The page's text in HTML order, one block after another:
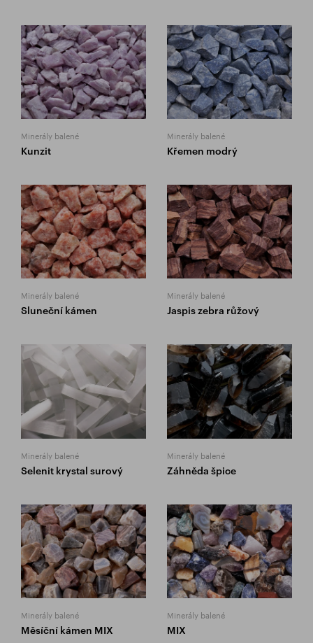
Minerály balené
Kunzit
Minerály balené
Křemen modrý
Minerály balené
Sluneční kámen
Minerály balené
Jaspis zebra růžový
Minerály balené
Selenit krystal surový
Minerály balené
Záhněda špice
Minerály balené
Měsíční kámen MIX
Minerály balené
MIX